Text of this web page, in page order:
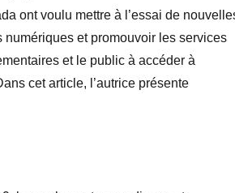
ont voulu mettre à l’essai de
et promouvoir les services
et le public à accéder à
cet article, l’autrice présente